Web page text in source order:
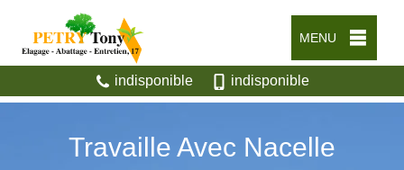
MENU
indisponible indisponible
Travaille Avec Nacelle